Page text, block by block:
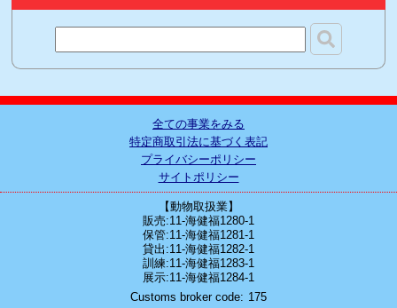
全ての事業をみる
特定商取引法に基づく表記
プライバシーポリシー
サイトポリシー
【動物取扱業】
販売:11-海健福1280-1
保管:11-海健福1281-1
貸出:11-海健福1282-1
訓練:11-海健福1283-1
展示:11-海健福1284-1
Customs broker code
175